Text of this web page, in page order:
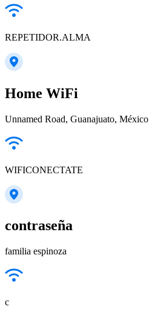
REPETIDOR.ALMA
Home WiFi
Unnamed Road, Guanajuato, México
WIFICONECTATE
contraseña
familia espinoza
c